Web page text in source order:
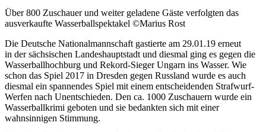
Über 800 Zuschauer und weiter geladene Gäste verfolgten das
ausverkaufte Wasserballspektakel ©Marius Rost
Die Deutsche Nationalmannschaft gastierte am 29.01.19 erneut
in der sächsischen Landeshauptstadt und diesmal ging es gegen die
Wasserballhochburg und Rekord-Sieger Ungarn ins Wasser. Wie
schon das Spiel 2017 in Dresden gegen Russland wurde es auch
diesmal ein spannendes Spiel mit einem entscheidenden Strafwurf-
Werfen nach Unentschieden. Den ca. 1000 Zuschauern wurde ein
Wasserballkrimi geboten und sie bedankten sich mit einer
wahnsinnigen Stimmung.